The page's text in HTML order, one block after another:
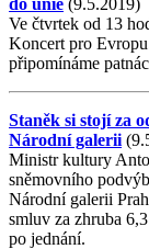
Ve čtvrtek od 13
Koncert pro
připomínáme
Staněk si stojí za
Národní galerii
Ministr kultury
sněmovního
Národní galerii
smluv za zhruba
po jednání.